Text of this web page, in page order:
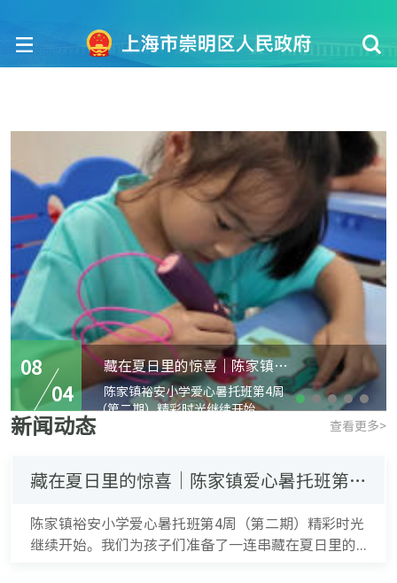
08
04
藏在夏日里的惊喜｜陈家镇爱心暑托班第四周周报
陈家镇裕安小学爱心暑托班第4周
（第二期）精彩时光继续开始。...
新闻动态 查看更多>
藏在夏日里的惊喜｜陈家镇爱心暑托班第四周周报
陈家镇裕安小学爱心暑托班第4周（第二期）精彩时光
继续开始。我们为孩子们准备了一连串藏在夏日里的...